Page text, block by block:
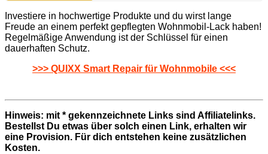
Investiere in hochwertige Produkte und du wirst lange
Freude an einem perfekt gepflegten Wohnmobil-Lack haben!
Regelmäßige Anwendung ist der Schlüssel für einen
dauerhaften Schutz.
>>> QUIXX Smart Repair für Wohnmobile <<<
Hinweis: mit * gekennzeichnete Links sind Affiliatelinks.
Bestellst Du etwas über solch einen Link, erhalten wir
eine Provision. Für dich entstehen keine zusätzlichen
Kosten.